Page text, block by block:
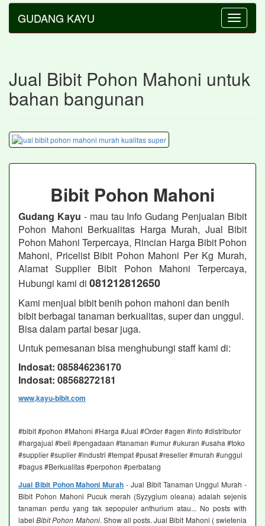
Toggle
GUDANG KAYU
Jual Bibit Pohon Mahoni untuk
bahan bangunan
Bibit Pohon Mahoni
Gudang Kayu - mau tau Info Gudang Penjualan Bibit
Pohon Mahoni Berkualitas Harga Murah, Jual Bibit
Pohon Mahoni Terpercaya, Rincian Harga Bibit Pohon
Mahoni, Pricelist Bibit Pohon Mahoni Per Kg Murah,
Alamat Supplier Bibit Pohon Mahoni Terpercaya,
Hubungi kami di 081212812650
Kami menjual bibit benih pohon mahoni dan benih
bibit berbagai tanaman berkualitas, super dan unggul.
Bisa dalam partai besar juga.
Untuk pemesanan bisa menghubungi staff kami di:
Indosat: 085846236170
Indosat: 08568272181
www,kayu-bibit.com
#bibit #pohon #Mahoni #Harga #Jual #Order #agen #info #distributor
#hargajual #beli #pengadaan #tanaman #umur #ukuran #usaha #toko
#supplier #suplier #industri #tempat #pusat #reseller #murah #unggul
#bagus #Berkualitas #perpohon #perbatang
Jual Bibit Pohon Mahoni Murah - Jual Bibit Tanaman Unggul Murah -
Bibit Pohon Mahoni Pucuk merah (Syzygium oleana) adalah sejenis
tanaman perdu yang tak sepopuler anthurium atau... No posts with
labelBibit Pohon Mahoni. Show all posts. Jual Bibit Mahoni ( swietenia